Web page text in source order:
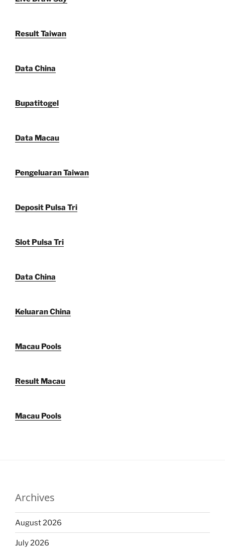
Result Taiwan
Data China
Bupatitogel
Data Macau
Pengeluaran Taiwan
Deposit Pulsa Tri
Slot Pulsa Tri
Data China
Keluaran China
Macau Pools
Result Macau
Macau Pools
Archives
August 2026
July 2026